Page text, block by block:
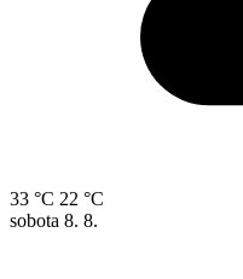
33 °C 22 °C
sobota 8. 8.